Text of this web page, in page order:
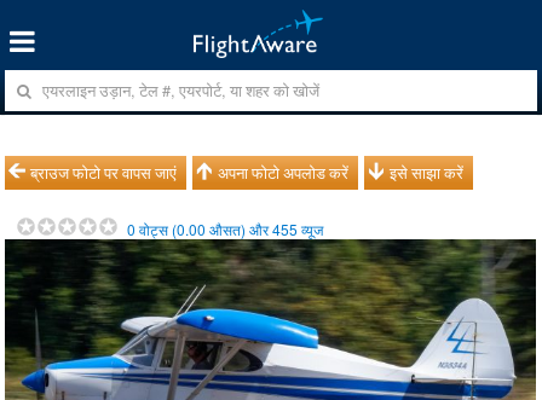
ब्राउज फोटो पर वापस जाएं अपना फोटो अपलोड करें इसे साझा करें
0 वोट्स (0.00 औसत) और455 व्यूज